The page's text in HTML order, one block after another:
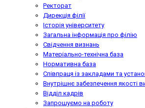
Ректорат
Дирекція філії
Історія університету
Загальна інформація про філію
Свідчення визнань
Матеріально-технічна база
Нормативна база
Співпраця із закладами та
Внутрішнє забезпечення якості
Відділ кадрів
Запрошуємо на роботу